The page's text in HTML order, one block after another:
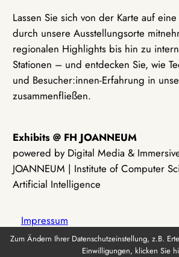
Lassen Sie sich von der Karte auf
durch unsere Ausstellungsorte
regionalen Highlights bis hin zu
Stationen – und entdecken Sie, wie
und Besucher:innen-Erfahrung in
zusammenfließen.
Exhibits @ FH JOANNEUM
powered by Digital Media &
JOANNEUM | Institute of Computer
Artificial Intelligence
Impressum
Zum Ändern Ihrer Datenschutzeinstellung, z.B.
Einwilligungen, klicken Sie